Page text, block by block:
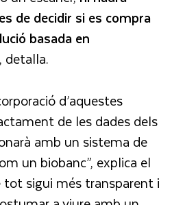
de decidir si es compra
basada en
detalla.
d’aquestes
de les dades dels
amb un sistema de
un biobanc”, explica el
tot sigui més transparent i